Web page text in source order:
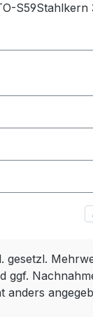
S59Stahlkern
gesetzl.
ggf.
anders